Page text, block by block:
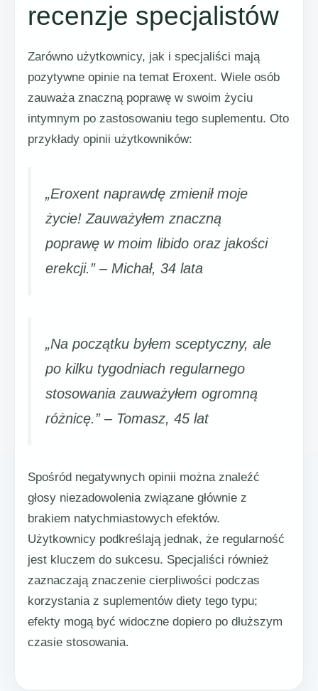
recenzje specjalistów
Zarówno użytkownicy, jak i specjaliści mają
pozytywne opinie na temat Eroxent. Wiele osób
zauważa znaczną poprawę w swoim życiu
intymnym po zastosowaniu tego suplementu. Oto
przykłady opinii użytkowników:
„Eroxent naprawdę zmienił moje
życie! Zauważyłem znaczną
poprawę w moim libido oraz jakości
erekcji.” – Michał, 34 lata
„Na początku byłem sceptyczny, ale
po kilku tygodniach regularnego
stosowania zauważyłem ogromną
różnicę.” – Tomasz, 45 lat
Spośród negatywnych opinii można znaleźć
głosy niezadowolenia związane głównie z
brakiem natychmiastowych efektów.
Użytkownicy podkreślają jednak, że regularność
jest kluczem do sukcesu. Specjaliści również
zaznaczają znaczenie cierpliwości podczas
korzystania z suplementów diety tego typu;
efekty mogą być widoczne dopiero po dłuższym
czasie stosowania.